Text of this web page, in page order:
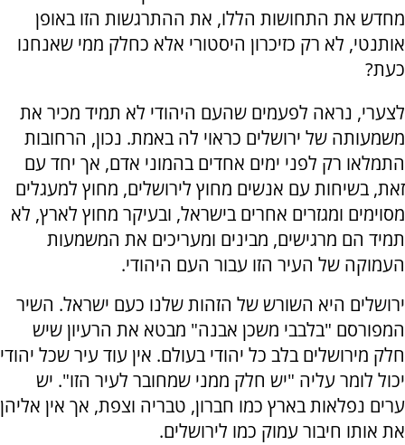
מחדש את התחושות הללו, את ההתרגשות הזו באופן
אותנטי, לא רק כזיכרון היסטורי אלא כחלק ממי שאנחנו
כעת?
לצערי, נראה לפעמים שהעם היהודי לא תמיד מכיר את
משמעותה של ירושלים כראוי לה באמת. נכון, הרחובות
התמלאו רק לפני ימים אחדים בהמוני אדם, אך יחד עם
זאת, בשיחות עם אנשים מחוץ לירושלים, מחוץ למעגלים
מסוימים ומגזרים אחרים בישראל, ובעיקר מחוץ לארץ, לא
תמיד הם מרגישים, מבינים ומעריכים את המשמעות
העמוקה של העיר הזו עבור העם היהודי.
ירושלים היא השורש של הזהות שלנו כעם ישראל. השיר
המפורסם "בלבבי משכן אבנה" מבטא את הרעיון שיש
חלק מירושלים בלב כל יהודי בעולם. אין עוד עיר שכל יהודי
יכול לומר עליה "יש חלק ממני שמחובר לעיר הזו". יש
ערים נפלאות בארץ כמו חברון, טבריה וצפת, אך אין אליהן
את אותו חיבור עמוק כמו לירושלים.